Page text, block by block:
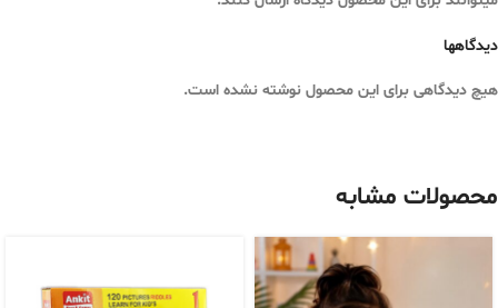
دیدگاهها
هیچ دیدگاهی برای این محصول نوشته نشده است.
محصولات مشابه